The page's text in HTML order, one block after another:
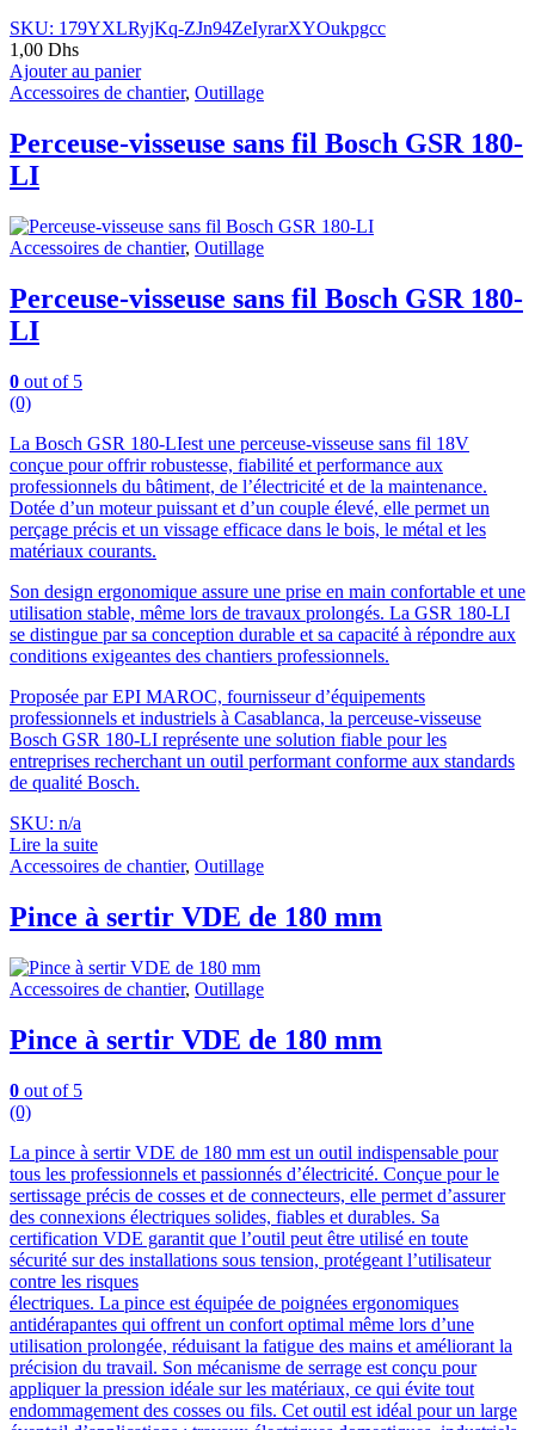
SKU: 179YXLRyjKq-ZJn94ZeIyrarXYOukpgcc
1,00 Dhs
Ajouter au panier
Accessoires de chantier, Outillage
Perceuse-visseuse sans fil Bosch GSR 180-
LI
Accessoires de chantier, Outillage
Perceuse-visseuse sans fil Bosch GSR 180-
LI
0 out of 5
(0)
La Bosch GSR 180-LIest une perceuse-visseuse sans fil 18V
conçue pour offrir robustesse, fiabilité et performance aux
professionnels du bâtiment, de l’électricité et de la maintenance.
Dotée d’un moteur puissant et d’un couple élevé, elle permet un
perçage précis et un vissage efficace dans le bois, le métal et les
matériaux courants.
Son design ergonomique assure une prise en main confortable et une
utilisation stable, même lors de travaux prolongés. La GSR 180-LI
se distingue par sa conception durable et sa capacité à répondre aux
conditions exigeantes des chantiers professionnels.
Proposée par EPI MAROC, fournisseur d’équipements
professionnels et industriels à Casablanca, la perceuse-visseuse
Bosch GSR 180-LI représente une solution fiable pour les
entreprises recherchant un outil performant conforme aux standards
de qualité Bosch.
SKU: n/a
Lire la suite
Accessoires de chantier, Outillage
Pince à sertir VDE de 180 mm
Accessoires de chantier, Outillage
Pince à sertir VDE de 180 mm
0 out of 5
(0)
La pince à sertir VDE de 180 mm est un outil indispensable pour
tous les professionnels et passionnés d’électricité. Conçue pour le
sertissage précis de cosses et de connecteurs, elle permet d’assurer
des connexions électriques solides, fiables et durables. Sa
certification VDE garantit que l’outil peut être utilisé en toute
sécurité sur des installations sous tension, protégeant l’utilisateur
contre les risques
électriques. La pince est équipée de poignées ergonomiques
antidérapantes qui offrent un confort optimal même lors d’une
utilisation prolongée, réduisant la fatigue des mains et améliorant la
précision du travail. Son mécanisme de serrage est conçu pour
appliquer la pression idéale sur les matériaux, ce qui évite tout
endommagement des cosses ou fils. Cet outil est idéal pour un large